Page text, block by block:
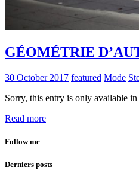
GÉOMÉTRIE
30 October 2017 featured Mode
Sorry, this entry is only available in
Read more
Follow me
Derniers posts